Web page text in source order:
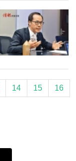
14 15 16